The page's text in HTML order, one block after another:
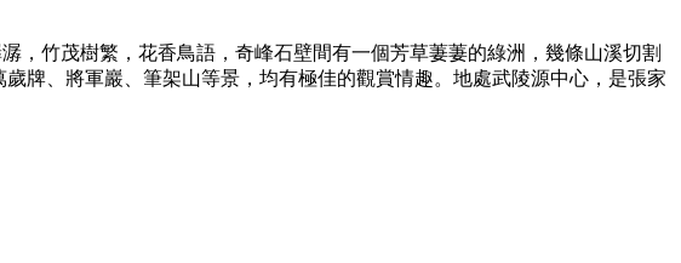
，竹茂樹繁，花香鳥語，奇峰石壁間有一個芳草萋萋的綠洲，幾條山溪切割
牌、將軍巖、筆架山等景，均有極佳的觀賞情趣。地處武陵源中心，是張家